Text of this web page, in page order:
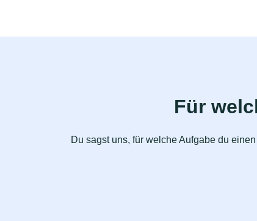
Für
Du sagst uns, für welche Aufgabe du